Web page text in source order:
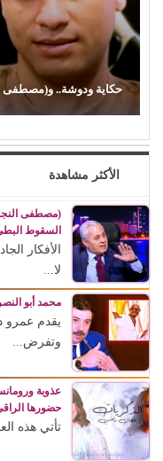
حكاية ودوشة.. و(مصطفى
الأكثر مشاهدة
(مصطفى
السقوط
الأفكار
لا...
محمد أبو
يقدم عمرو
وتفرض...
عذوبة
حضورها
تأتي هذه